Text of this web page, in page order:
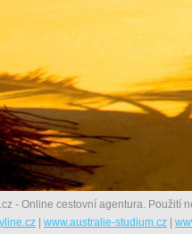
- Online cestovní agentura. Použití
www.australie-studium.cz